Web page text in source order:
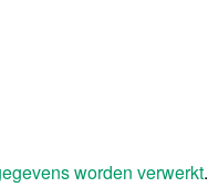
worden verwerkt.